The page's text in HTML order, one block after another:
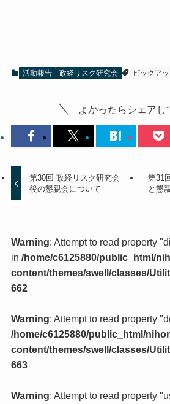
活動報告 政経リスク研究会 ピックア
よかったらシェアし
第30回 政経リスク研究会
後の懇親会について
第31
と懇
Warning: Attempt to read property
in /home/c6125880/public_html/
content/themes/swell/classes/
662
Warning: Attempt to read property
/home/c6125880/public_html/
content/themes/swell/classes/
663
Warning: Attempt to read property